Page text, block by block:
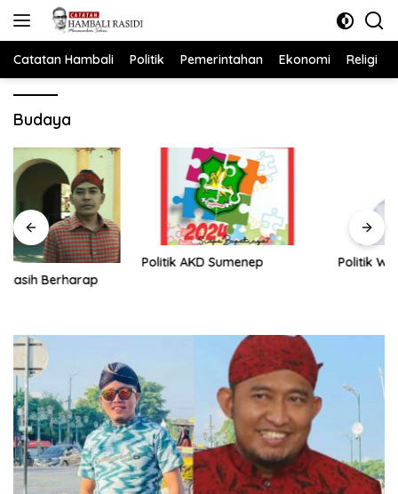
Langsung
Catatan Hambali Politik Pemerintahan Ekonomi Religi
Budaya
Politik AKD Sumenep Politik Wabup Nyi Eva